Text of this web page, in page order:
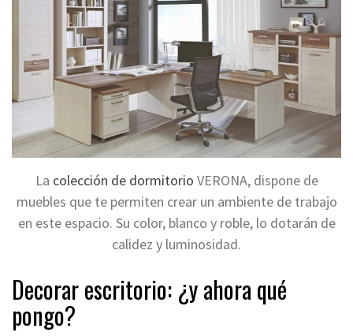
La colección de dormitorio VERONA, dispone de
muebles que te permiten crear un ambiente de trabajo
en este espacio. Su color, blanco y roble, lo dotarán de
calidez y luminosidad.
Decorar escritorio: ¿y ahora qué
pongo?